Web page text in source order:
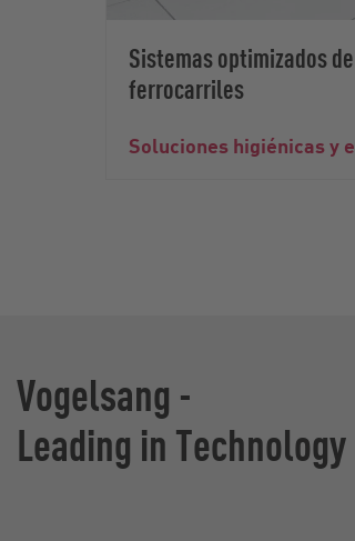
Sistemas optimizados
ferrocarriles
Soluciones higiénicas y
Vogelsang -
Leading in Technology